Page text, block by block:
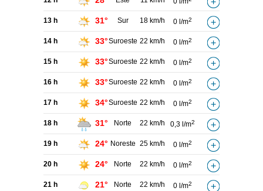
13 h 31° Sur 18 km/h 0 l/m2
14 h 33°Suroeste 22 km/h 0 l/m2
15 h 33°Suroeste 22 km/h 0 l/m2
16 h 33°Suroeste 22 km/h 0 l/m2
17 h 34°Suroeste 22 km/h 0 l/m2
18 h 31° Norte 22 km/h 0,3 l/m2
19 h 24° Noreste 25 km/h 0 l/m2
20 h 24° Norte 22 km/h 0 l/m2
21 h 21° Norte 22 km/h 0 l/m2